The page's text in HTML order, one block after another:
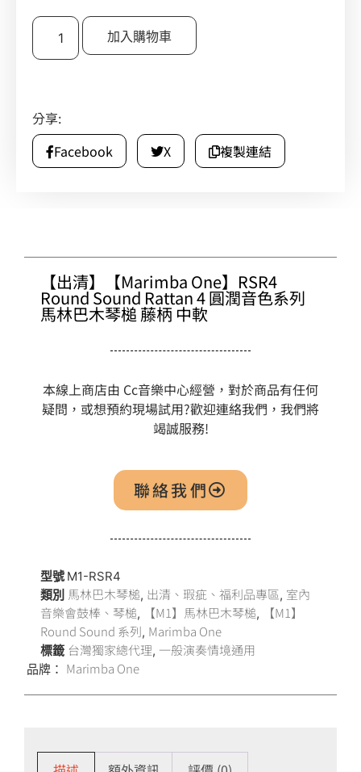
器
加入購物車
分享:
Facebook
X 複製連結
【出清】【Marimba One】RSR4
Round Sound Rattan 4 圓潤音色系列
馬林巴木琴槌 藤柄 中軟
本線上商店由 Cc音樂中心經營，對於商品有任何
疑問，或想預約現場試用?歡迎連絡我們，我們將
竭誠服務!
聯絡我們
型號 M1-RSR4
類別 馬林巴木琴槌, 出清、瑕疵、福利品專區, 室內
音樂會鼓棒、琴槌, 【M1】馬林巴木琴槌,
【M1】
Round Sound 系列, Marimba One
標籤 台灣獨家總代理, 一般演奏情境通用
品牌： Marimba One